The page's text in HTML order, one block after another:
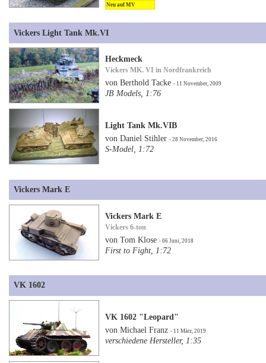
Neu auf MV
Vickers Light Tank Mk.VI
Heckmeck
Vickers MK. VI in Nordfrankreich
von Berthold Tacke- 11 November, 2009
JB Models, 1:76
Light Tank Mk.VIB
von Daniel Stihler- 28 November, 2016
S-Model, 1:72
Vickers Mark E
Vickers Mark E
Vickers 6-ton
von Tom Klose- 06 Juni, 2018
First to Fight, 1:72
VK 1602
VK 1602 "Leopard"
von Michael Franz- 11 März, 2019
verschiedene Hersteller, 1:35